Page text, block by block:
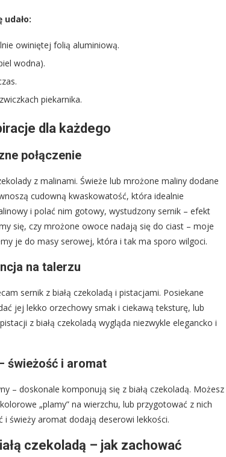
owiniętej folią aluminiową.
wodna).
piekarnika.
dla każdego
połączenie
z malinami. Świeże lub mrożone maliny dodane
cudowną kwaskowatość, która idealnie
i polać nim gotowy, wystudzony sernik – efekt
się, czy mrożone owoce nadają się do ciast – moje
je do masy serowej, która i tak ma sporo wilgoci.
na talerzu
sernik z białą czekoladą i pistacjami. Posiekane
jej lekko orzechowy smak i ciekawą teksturę, lub
z białą czekoladą wygląda niezwykle elegancko i
świeżość i aromat
– doskonale komponują się z białą czekoladą. Możesz
„plamy” na wierzchu, lub przygotować z nich
świeży aromat dodają deserowi lekkości.
czekoladą – jak zachować